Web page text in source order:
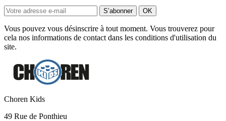
Vous pouvez vous désinscrire à tout moment. Vous trouverez pour
cela nos informations de contact dans les conditions d'utilisation du
site.
Choren Kids
49 Rue de Ponthieu